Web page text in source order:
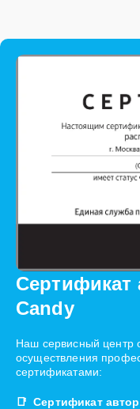
Сертификат
Candy
Наш сервисный центр
осуществления
сертификатами:
Сертификат